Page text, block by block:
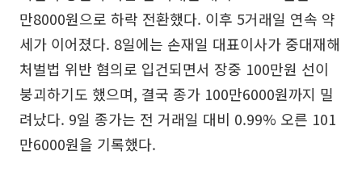
만8000원으로 하락 전환했다. 이후 5거래일 연속 약
세가 이어졌다. 8일에는 손재일 대표이사가 중대재해
처벌법 위반 혐의로 입건되면서 장중 100만원 선이
붕괴하기도 했으며, 결국 종가 100만6000원까지 밀
려났다. 9일 종가는 전 거래일 대비 0.99% 오른 101
만6000원을 기록했다.